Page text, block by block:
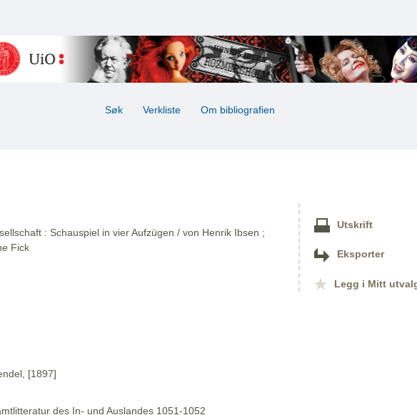
Søk Verkliste Om bibliografien
: Schauspiel in vier Aufzügen / von Henrik Ibsen ;
Fick
[1897]
des In- und Auslandes 1051-1052
Utskrift
Eksporter
Legg i Mitt